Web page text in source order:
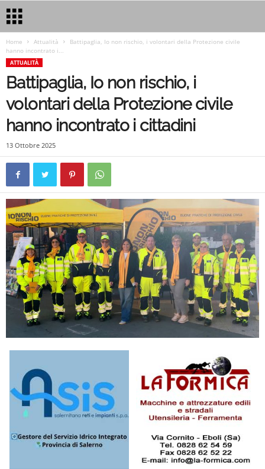
Home Attualità
Battipaglia, Io non rischio, i volontari della Protezione civile
hanno incontrato i...
ATTUALITÀ
Battipaglia, Io non rischio, i
volontari della Protezione civile
hanno incontrato i cittadini
13 Ottobre 2025